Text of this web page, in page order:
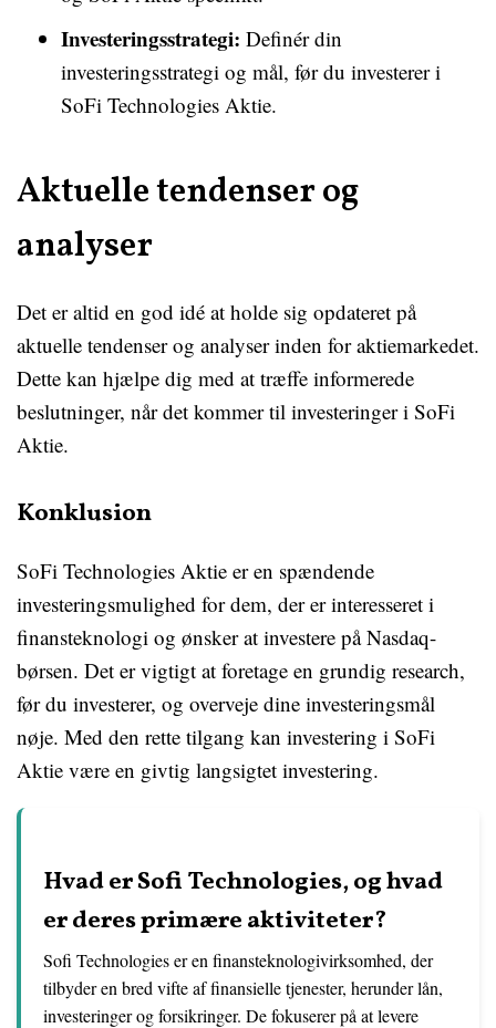
Investeringsstrategi: Definér din
investeringsstrategi og mål, før du investerer i
SoFi Technologies Aktie.
Aktuelle tendenser og
analyser
Det er altid en god idé at holde sig opdateret på
aktuelle tendenser og analyser inden for aktiemarkedet.
Dette kan hjælpe dig med at træffe informerede
beslutninger, når det kommer til investeringer i SoFi
Aktie.
Konklusion
SoFi Technologies Aktie er en spændende
investeringsmulighed for dem, der er interesseret i
finansteknologi og ønsker at investere på Nasdaq-
børsen. Det er vigtigt at foretage en grundig research,
før du investerer, og overveje dine investeringsmål
nøje. Med den rette tilgang kan investering i SoFi
Aktie være en givtig langsigtet investering.
Hvad er Sofi Technologies, og hvad
er deres primære aktiviteter?
Sofi Technologies er en finansteknologivirksomhed, der
tilbyder en bred vifte af finansielle tjenester, herunder lån,
investeringer og forsikringer. De fokuserer på at levere